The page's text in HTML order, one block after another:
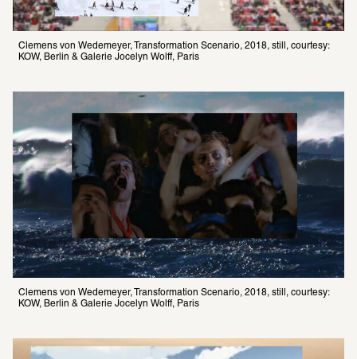
Clemens von Wedemeyer, Transformation Scenario, 2018, still, courtesy:
KOW, Berlin & Galerie Jocelyn Wolff, Paris
Clemens von Wedemeyer, Transformation Scenario, 2018, still, courtesy:
KOW, Berlin & Galerie Jocelyn Wolff, Paris